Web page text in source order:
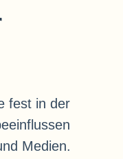
fest in der
Medien.